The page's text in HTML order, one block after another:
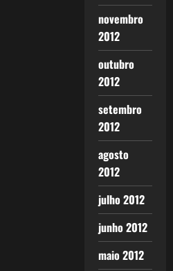
novembro
2012
outubro
2012
setembro
2012
agosto
2012
julho 2012
junho 2012
maio 2012